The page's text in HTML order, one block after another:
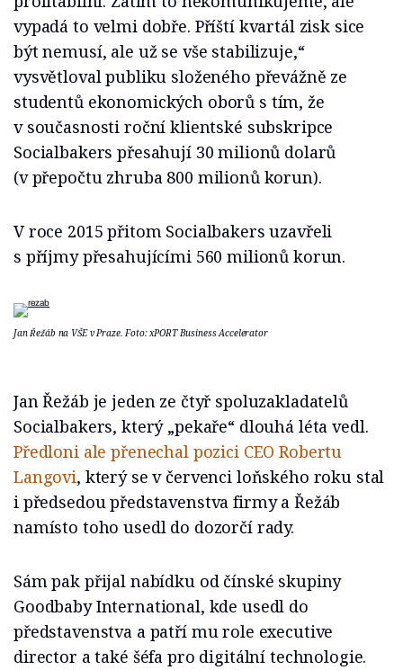
vypadá to velmi dobře. Příští kvartál zisk sice
být nemusí, ale už se vše stabilizuje,“
vysvětloval publiku složeného převážně ze
studentů ekonomických oborů s tím, že
v současnosti roční klientské subskripce
Socialbakers přesahují 30 milionů dolarů
(v přepočtu zhruba 800 milionů korun).
V roce 2015 přitom Socialbakers uzavřeli
s příjmy přesahujícími 560 milionů korun.
Jan Řežáb na VŠE v Praze. Foto: xPORT Business Accelerator
Jan Řežáb je jeden ze čtyř spoluzakladatelů
Socialbakers, který „pekaře“ dlouhá léta vedl.
Předloni ale přenechal pozici CEO Robertu
Langovi, který se v červenci loňského roku stal
i předsedou představenstva firmy a Řežáb
namísto toho usedl do dozorčí rady.
Sám pak přijal nabídku od čínské skupiny
Goodbaby International, kde usedl do
představenstva a patří mu role executive
director a také šéfa pro digitální technologie.